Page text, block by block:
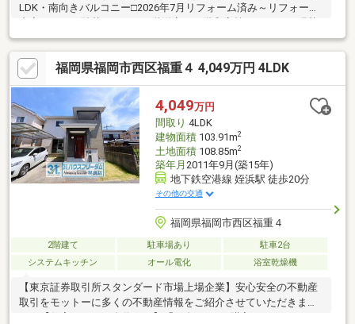
LDK・南向きバルコニー□2026年7月リフォーム済み～リフォーム
（１階洗面・1、2階トイレ）1階和室畳表替・襖貼替・障子貼替2
階和室畳表替水栓取替、洗面台排水トラップ取替網戸新調火災報
知機設置防蟻予防工事ハウスクリーニング～ライフインフォメー
ション～西鉄バス「生の松原三丁目停」まで徒歩5分城原小学校
約880m西陵中学校 約560mマルキョウ下山門店 約330mファミ
リーマート福岡いきの松原店 約270ｍ
福岡県福岡市西区福重４ 4,049万円 4LDK
4,049万円
間取り 4LDK
建物面積103.91m2
土地面積108.85m2
築年月 2011年9月(築15年)
地下鉄空港線 姪浜駅 徒歩20分
その他の交通
福岡県福岡市西区福重４
2階建て 駐車場あり
駐車2台
システムキッチン
オール電化 浴室乾燥機
【東京証券取引所スタンダード市場上場企業】安心安全の不動産
取引をモットーに多くの不動産情報をご紹介させていただきま